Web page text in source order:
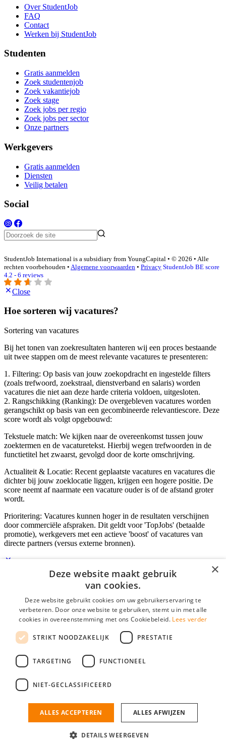
Over StudentJob
FAQ
Contact
Werken bij StudentJob
Studenten
Gratis aanmelden
Zoek studentenjob
Zoek vakantiejob
Zoek stage
Zoek jobs per regio
Zoek jobs per sector
Onze partners
Werkgevers
Gratis aanmelden
Diensten
Veilig betalen
Social
StudentJob International is a subsidiary from YoungCapital • © 2026 • Alle
rechten voorbehouden • Algemene voorwaarden • Privacy StudentJob BE score
4.2 - 6 reviews
Close
Hoe sorteren wij vacatures?
Sortering van vacatures
Bij het tonen van zoekresultaten hanteren wij een proces bestaande
uit twee stappen om de meest relevante vacatures te presenteren:
1. Filtering: Op basis van jouw zoekopdracht en ingestelde filters
(zoals trefwoord, zoekstraal, dienstverband en salaris) worden
vacatures die niet aan deze harde criteria voldoen, uitgesloten.
2. Rangschikking (Ranking): De overgebleven vacatures worden
gerangschikt op basis van een gecombineerde relevantiescore. Deze
score wordt als volgt opgebouwd:
Tekstuele match: We kijken naar de overeenkomst tussen jouw
zoektermen en de vacaturetekst. Hierbij wegen trefwoorden in de
functietitel het zwaarst, gevolgd door de korte omschrijving.
Actualiteit & Locatie: Recent geplaatste vacatures en vacatures die
dichter bij jouw zoeklocatie liggen, krijgen een hogere positie. De
score neemt af naarmate een vacature ouder is of de afstand groter
wordt.
Prioritering: Vacatures kunnen hoger in de resultaten verschijnen
door commerciële afspraken. Dit geldt voor 'TopJobs' (betaalde
promotie), werkgevers met een actieve 'boost' of vacatures van
directe partners (versus externe bronnen).
Inloggen als bedrijf
E-mail*
Wachtwoord
login gegevens onthouden
login
Bedrijf aanmelden
nieuwe collega/werknemer zo gevonden!
×
Deze website maakt gebruik
van cookies.
Deze website gebruikt cookies om uw gebruikerservaring te
verbeteren. Door onze website te gebruiken, stemt u in met alle
cookies in overeenstemming met ons Cookiebeleid. Lees verder
STRIKT NOODZAKELIJK PRESTATIE
TARGETING FUNCTIONEEL
NIET-GECLASSIFICEERD
ALLES ACCEPTEREN ALLES AFWIJZEN
DETAILS WEERGEVEN